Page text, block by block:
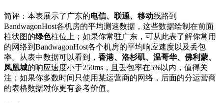
简评：本表展示了广东的电信、联通、移动线路到
BandwagonHost各机房的平均测速数据，这些数据绘制在前面
柱状图的绿色柱位上；如果你常驻广东，可从此表了解你常用
的网络到BandwagonHost各个机房的平均响应速度以及丢包
率。从表中数据可以看到， 香港、洛杉矶、温哥华、佛利蒙、
凤凰城的响应速度小于250ms，且丢包率在5%以内，值得关
注；如果你多数时间只使用某运营商的网络，后面的分运营商
的表格数据对你更有参考价值。